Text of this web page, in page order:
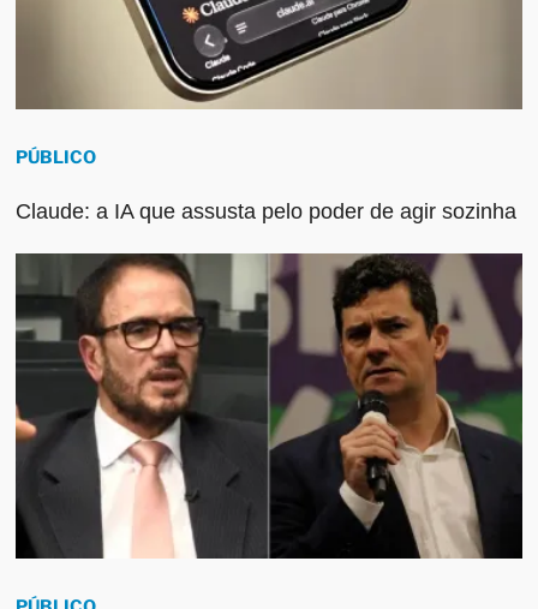
PÚBLICO
Claude: a IA que assusta pelo poder de agir sozinha